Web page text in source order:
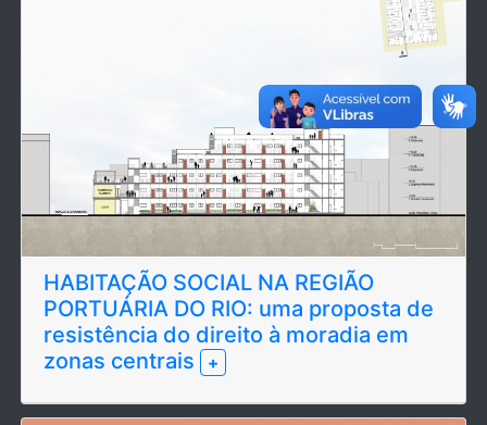
HABITAÇÃO SOCIAL NA REGIÃO
PORTUÁRIA DO RIO: uma proposta de
resistência do direito à moradia em
zonas centrais
+